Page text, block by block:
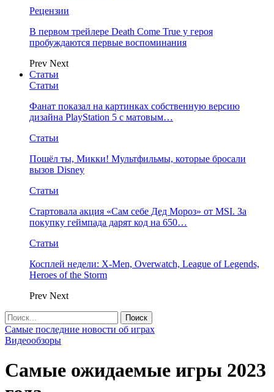
Рецензии
В первом трейлере Death Come True у героя
пробуждаются первые воспоминания
Prev Next
Статьи
Статьи
Фанат показал на картинках собственную версию
дизайна PlayStation 5 с матовым…
Статьи
Пошёл ты, Микки! Мультфильмы, которые бросали
вызов Disney
Статьи
Стартовала акция «Сам себе Дед Мороз» от MSI. За
покупку геймпада дарят код на 650…
Статьи
Косплей недели: X-Men, Overwatch, League of Legends,
Heroes of the Storm
Prev Next
Самые последние новости об играх
Видеообзоры
Самые ожидаемые игры 2023